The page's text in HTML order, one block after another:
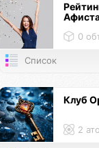
0
Список
Клуб
2